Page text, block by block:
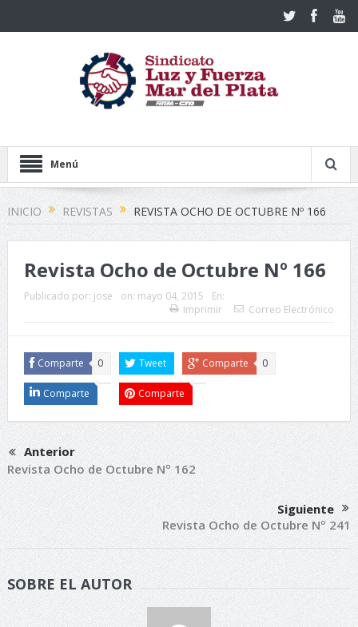
Menú
INICIO REVISTAS REVISTA OCHO DE OCTUBRE Nº 166
Revista Ocho de Octubre Nº 166
Publicado por: jose on: mayo 04, 2015
En:
Imprimir
Correo Electrónico
Comparte 0 Tweet Comparte 0
Comparte Comparte
Anterior
Revista Ocho de Octubre Nº 162
Siguiente
Revista Ocho de Octubre Nº 241
SOBRE EL AUTOR